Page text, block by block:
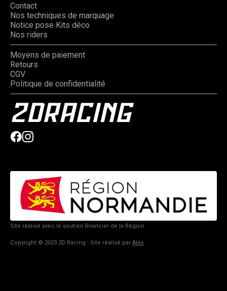
Contact
Nos techniques de marquage
Notice pose Kits déco
Nos riders
Moyens de paiement
Retours
CGV
Politique de confidentialité
Site réalisé avec le soutien financier de la Région.
Copyright © 2023 2D Racing - Site réalisé par Alex